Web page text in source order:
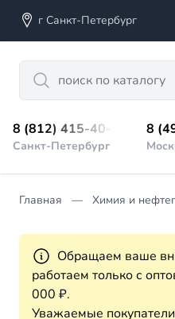
г Санкт-Петербург
Search
8 (812) 415-40-45
Санкт-Петербург
8
Главная Химия и
Обращаем ваше
работаем только с
000 ₽.
Уважаемые